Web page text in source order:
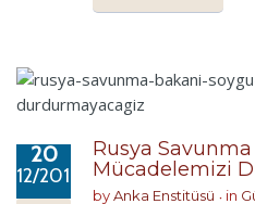
20
12/2016
Rusya Savunma
Mücadelemizi
byAnka Enstitüsü in